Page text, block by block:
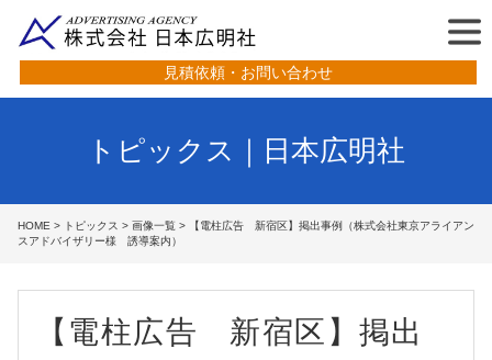
見積依頼・お問い合わせ
トピックス｜日本広明社
HOME > トピックス > 画像一覧 > 【電柱広告 新宿区】掲出事例（株式会社東京アライアン
スアドバイザリー様 誘導案内）
【電柱広告 新宿区】掲出